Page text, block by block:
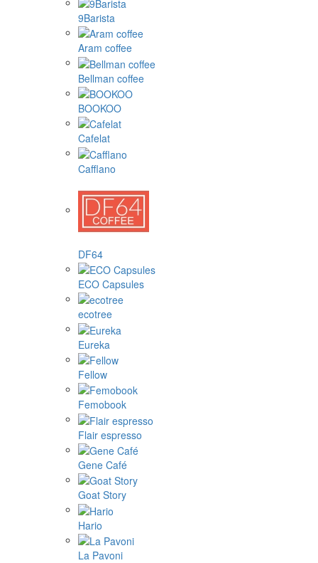
9Barista
Aram coffee
Bellman coffee
BOOKOO
Cafelat
Cafflano
DF64
ECO Capsules
ecotree
Eureka
Fellow
Femobook
Flair espresso
Gene Café
Goat Story
Hario
La Pavoni